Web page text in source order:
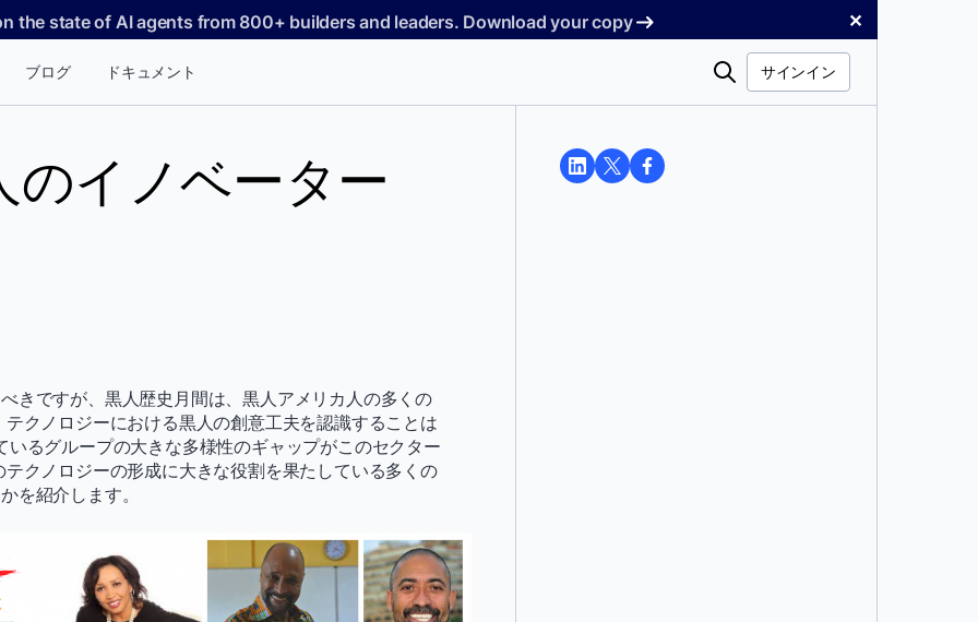
the state of AI agents from 800+ builders and leaders. Download your copy ✕
ブログ ドキュメント
検
サインイン
のイノベーター
きですが、黒人歴史月間は、黒人アメリカ人の多くの
クノロジーにおける黒人の創意工夫を認識することは
るグループの大きな多様性のギャップがこのセクター
クノロジーの形成に大きな役割を果たしている多くの
を紹介します。